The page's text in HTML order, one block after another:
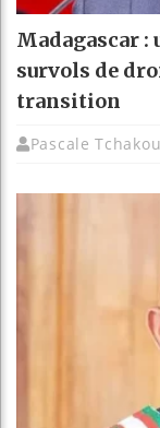
Madagascar :
survols de
transition
Pascale